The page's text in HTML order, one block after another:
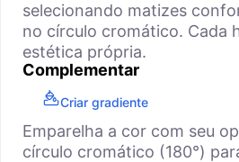
selecionando matizes
no círculo cromático. Cada
estética própria.
Complementar
Criar gradiente
Emparelha a cor com seu
círculo cromático (180°)